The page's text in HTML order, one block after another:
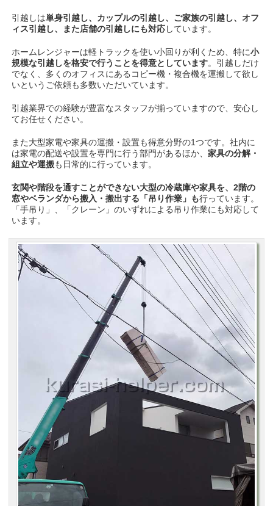
引越しは単身引越し、カップルの引越し、ご家族の引越し、オフ
ィス引越し、また店舗の引越しにも対応しています。
ホームレンジャーは軽トラックを使い小回りが利くため、特に小
規模な引越しを格安で行うことを得意としています。引越しだけ
でなく、多くのオフィスにあるコピー機・複合機を運搬して欲し
いというご依頼も多数いただいています。
引越業界での経験が豊富なスタッフが揃っていますので、安心し
てお任せください。
また大型家電や家具の運搬・設置も得意分野の1つです。社内に
は家電の配送や設置を専門に行う部門があるほか、家具の分解・
組立や運搬も日常的に行っています。
玄関や階段を通すことができない大型の冷蔵庫や家具を、2階の
窓やベランダから搬入・搬出する「吊り作業」も行っています。
「手吊り」、「クレーン」のいずれによる吊り作業にも対応して
います。